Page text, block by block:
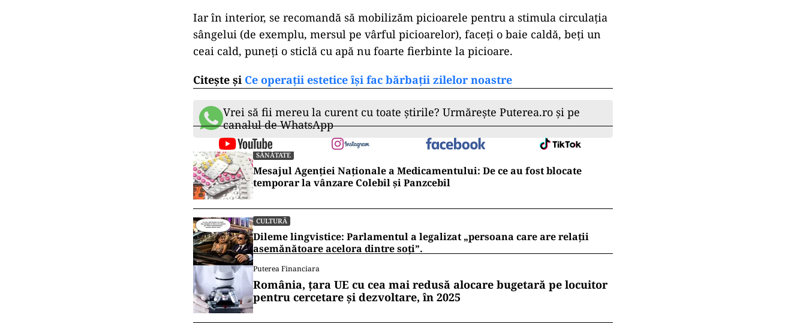
Iar în interior, se recomandă să mobilizăm picioarele pentru a stimula circulația
sângelui (de exemplu, mersul pe vârful picioarelor), faceți o baie caldă, beți un
ceai cald, puneți o sticlă cu apă nu foarte fierbinte la picioare.
Citește și Ce operații estetice își fac bărbații zilelor noastre
Vrei să fii mereu la curent cu toate știrile? Urmărește Puterea.ro și pe
canalul de WhatsApp
SĂNĂTATE
Mesajul Agenției Naționale a Medicamentului: De ce au fost blocate
temporar la vânzare Colebil și Panzcebil
CULTURĂ
Dileme lingvistice: Parlamentul a legalizat „persoana care are relații
asemănătoare acelora dintre soți”.
Puterea Financiara
România, țara UE cu cea mai redusă alocare bugetară pe locuitor
pentru cercetare și dezvoltare, în 2025